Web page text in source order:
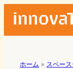
ホーム » スペー